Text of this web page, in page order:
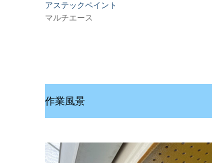
アステックペイント
マルチエース
作業風景